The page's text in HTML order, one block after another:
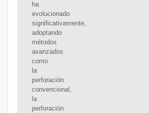
ha
evolucionado
significativamente,
adoptando
métodos
avanzados
como
la
perforación
convencional,
la
perforación